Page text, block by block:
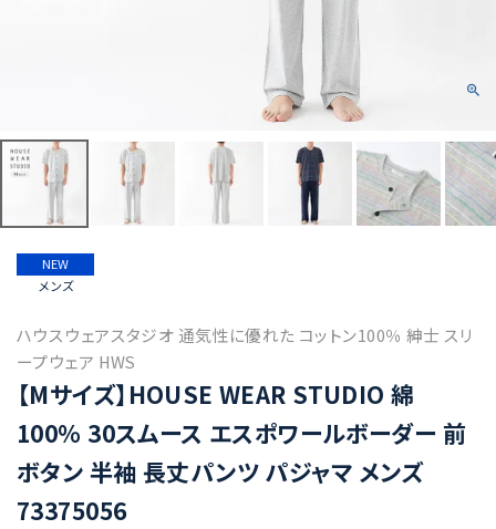
NEW
メンズ
ハウスウェアスタジオ 通気性に優れた コットン100％ 紳士 スリ
ープウェア HWS
【Mサイズ】HOUSE WEAR STUDIO 綿
100％ 30スムース エスポワールボーダー 前
ボタン 半袖 長丈パンツ パジャマ メンズ
73375056